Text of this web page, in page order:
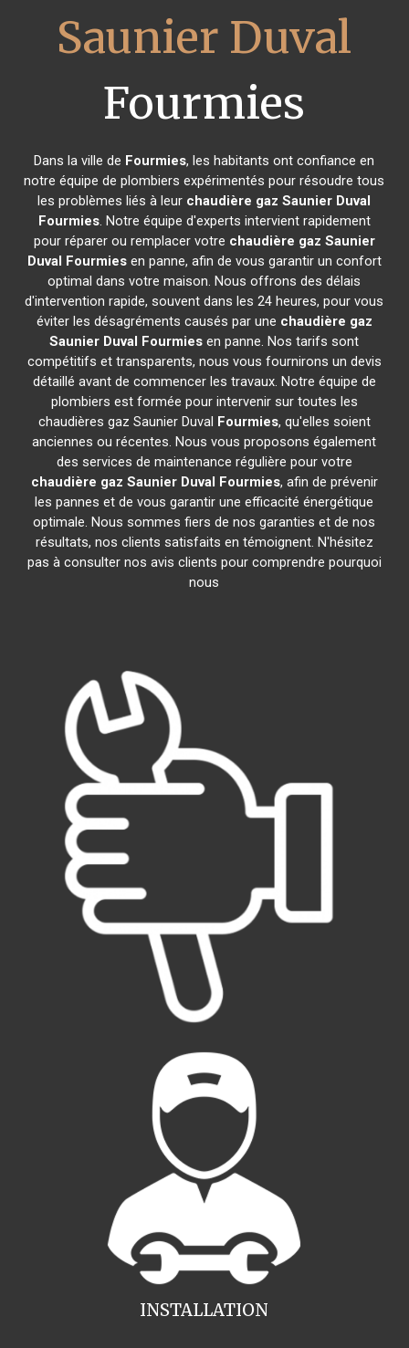
Saunier Duval
Fourmies
Dans la ville de Fourmies, les habitants ont confiance en
notre équipe de plombiers expérimentés pour résoudre tous
les problèmes liés à leur chaudière gaz Saunier Duval
Fourmies. Notre équipe d'experts intervient rapidement
pour réparer ou remplacer votre chaudière gaz Saunier
Duval Fourmiesen panne, afin de vous garantir un confort
optimal dans votre maison. Nous offrons des délais
d'intervention rapide, souvent dans les 24 heures, pour vous
éviter les désagréments causés par une chaudière gaz
Saunier Duval Fourmies en panne. Nos tarifs sont
compétitifs et transparents, nous vous fournirons un devis
détaillé avant de commencer les travaux. Notre équipe de
plombiers est formée pour intervenir sur toutes les
chaudières gaz Saunier Duval Fourmies, qu'elles soient
anciennes ou récentes. Nous vous proposons également
des services de maintenance régulière pour votre
chaudière gaz Saunier Duval Fourmies, afin de prévenir
les pannes et de vous garantir une efficacité énergétique
optimale. Nous sommes fiers de nos garanties et de nos
résultats, nos clients satisfaits en témoignent. N'hésitez
pas à consulter nos avis clients pour comprendre pourquoi
nous
INSTALLATION